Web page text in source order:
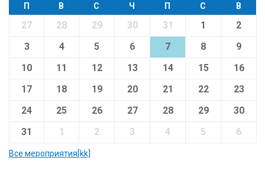
П В С Ч П С В
27 28 29 30 31 1
2
3
4 5 6 7 8
9
10
11 12 13 14 15
16
17
18 19 20 21 22
23
24
25 26 27 28 29
30
31
1 2 3 4 5 6
Все мероприятия[kk]